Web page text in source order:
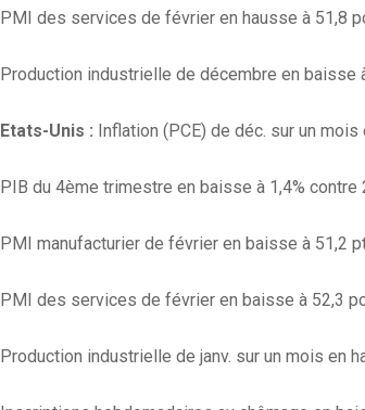
PMI des services de février en hausse à 51,8
Production industrielle de décembre en baisse
Etats-Unis : Inflation (PCE) de déc. sur un
PIB du 4ème trimestre en baisse à 1,4% contre
PMI manufacturier de février en baisse à 51,2
PMI des services de février en baisse à 52,3
Production industrielle de janv. sur un mois en